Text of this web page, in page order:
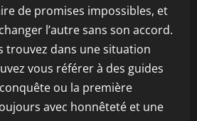
de promises impossibles, et
l’autre sans son accord.
trouvez dans une situation
vous référer à des guides
ou la première
avec honnêteté et une